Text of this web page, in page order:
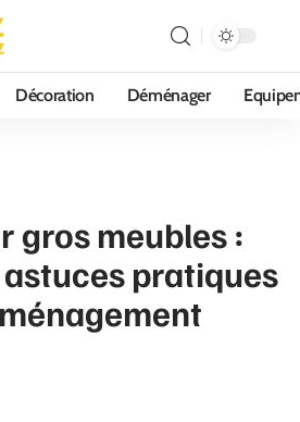
Décoration Déménager
gros meubles :
pratiques